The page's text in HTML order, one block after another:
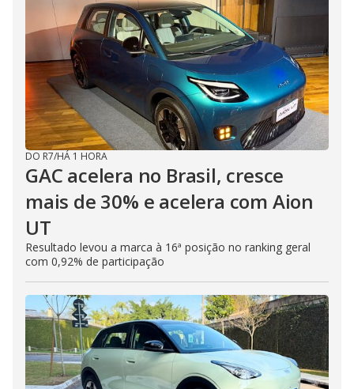
DO R7/HÁ 1 HORA
GAC acelera no Brasil, cresce
mais de 30% e acelera com Aion
UT
Resultado levou a marca à 16ª posição no ranking geral
com 0,92% de participação